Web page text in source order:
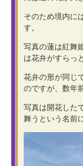
そのため境内に
す。
写真の蓮は紅舞
は花弁がすらっ
花弁の形が同じ
のですが、数年
写真は開花した
舞うという名前